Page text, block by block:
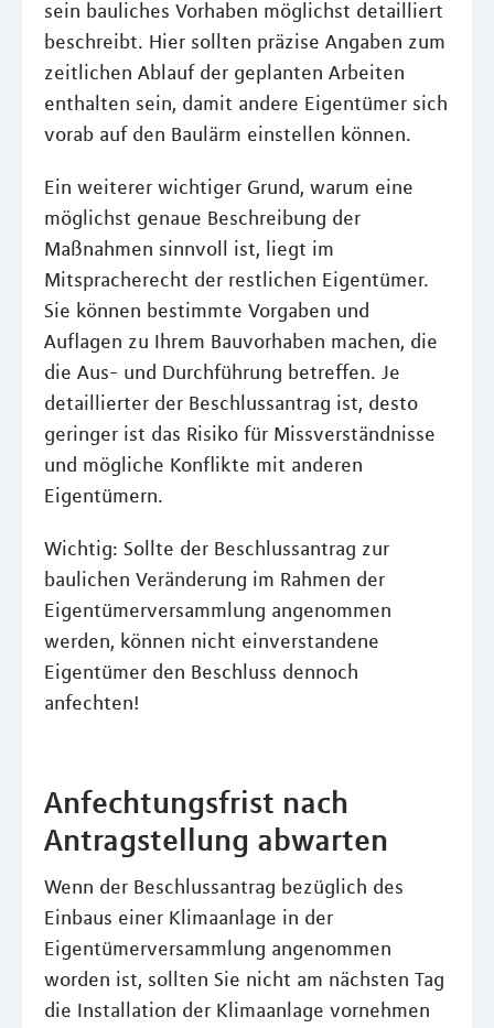
sein bauliches Vorhaben möglichst detailliert
beschreibt. Hier sollten präzise Angaben zum
zeitlichen Ablauf der geplanten Arbeiten
enthalten sein, damit andere Eigentümer sich
vorab auf den Baulärm einstellen können.
Ein weiterer wichtiger Grund, warum eine
möglichst genaue Beschreibung der
Maßnahmen sinnvoll ist, liegt im
Mitspracherecht der restlichen Eigentümer.
Sie können bestimmte Vorgaben und
Auflagen zu Ihrem Bauvorhaben machen, die
die Aus- und Durchführung betreffen. Je
detaillierter der Beschlussantrag ist, desto
geringer ist das Risiko für Missverständnisse
und mögliche Konflikte mit anderen
Eigentümern.
Wichtig: Sollte der Beschlussantrag zur
baulichen Veränderung im Rahmen der
Eigentümerversammlung angenommen
werden, können nicht einverstandene
Eigentümer den Beschluss dennoch
anfechten!
Anfechtungsfrist nach
Antragstellung abwarten
Wenn der Beschlussantrag bezüglich des
Einbaus einer Klimaanlage in der
Eigentümerversammlung angenommen
worden ist, sollten Sie nicht am nächsten Tag
die Installation der Klimaanlage vornehmen